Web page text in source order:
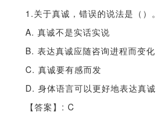
1.关于真诚，错误的说法是（）。
A. 真诚不是实话实说
B. 表达真诚应随咨询进程而变化
C. 真诚要有感而发
D. 身体语言可以更好地表达真诚
【答案】: C